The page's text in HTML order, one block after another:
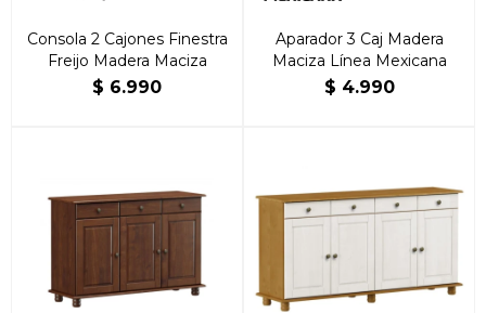
Consola 2 Cajones Finestra
Freijo Madera Maciza
$ 6.990
Aparador 3 Caj Madera
Maciza Línea Mexicana
$ 4.990